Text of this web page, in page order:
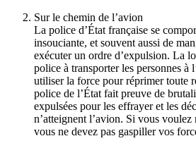
Sur le chemin de l’avion
La police d’État française se
insouciante, et souvent aussi de
exécuter un ordre d’expulsion. La
police à transporter les personnes à
utiliser la force pour réprimer toute
police de l’État fait preuve de
expulsées pour les effrayer et les
n’atteignent l’avion. Si vous voulez
vous ne devez pas gaspiller vos